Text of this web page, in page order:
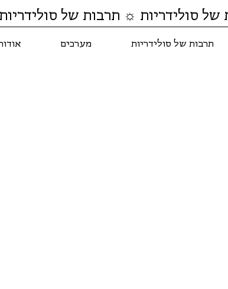
תרבות של סולידריות מערכים
סולידריות ☼ תרבות של